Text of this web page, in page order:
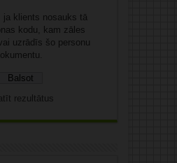
ja klients nosauks tā
kodu, kam zāles
uzrādīs šo personu
rezultātus